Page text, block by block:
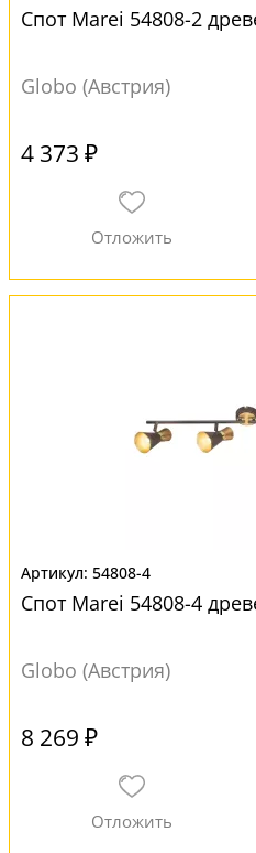
Спот Marei 54808-2
Globo (Австрия)
4 373 ₽
54808-4
Спот Marei 54808-4
Globo (Австрия)
8 269 ₽